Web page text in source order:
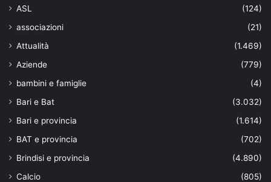
ASL
(124)
associazioni
(21)
Attualità
(1.469)
Aziende
(779)
bambini e famiglie
(4)
Bari e Bat
(3.032)
Bari e provincia
(1.614)
BAT e provincia
(702)
Brindisi e provincia
(4.890)
Calcio
(805)